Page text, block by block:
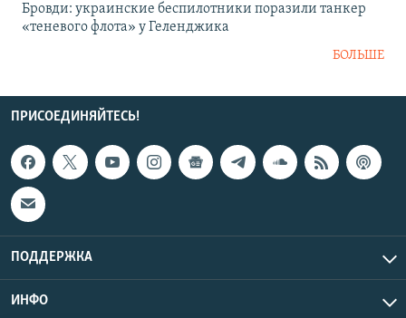
Бровди: украинские беспилотники поразили танкер
«теневого флота» у Геленджика
БОЛЬШЕ
ПРИСОЕДИНЯЙТЕСЬ!
ПОДДЕРЖКА
ИНФО